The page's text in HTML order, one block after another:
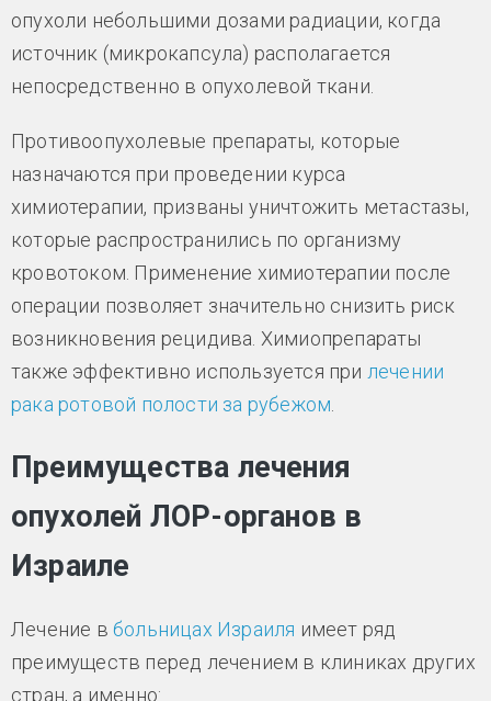
опухоли небольшими дозами радиации, когда
источник (микрокапсула) располагается
непосредственно в опухолевой ткани.
Противоопухолевые препараты, которые
назначаются при проведении курса
химиотерапии, призваны уничтожить метастазы,
которые распространились по организму
кровотоком. Применение химиотерапии после
операции позволяет значительно снизить риск
возникновения рецидива. Химиопрепараты
также эффективно используется при лечении
рака ротовой полости за рубежом
Преимущества лечения
опухолей ЛОР-органов в
Израиле
Лечение в больницах Израиля имеет ряд
преимуществ перед лечением в клиниках других
стран, а именно: